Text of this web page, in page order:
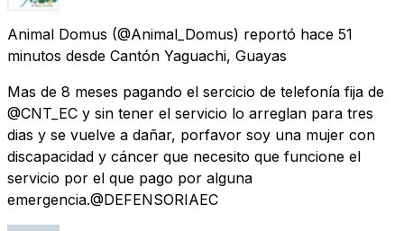
Animal Domus (@Animal_Domus) reportó hace 51
minutos desde Cantón Yaguachi, Guayas
Mas de 8 meses pagando el sercicio de telefonía fija de
@CNT_EC y sin tener el servicio lo arreglan para tres
dias y se vuelve a dañar, porfavor soy una mujer con
discapacidad y cáncer que necesito que funcione el
servicio por el que pago por alguna
emergencia.@DEFENSORIAEC